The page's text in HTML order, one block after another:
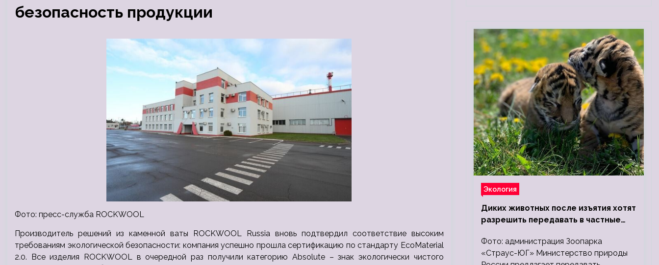
безопасность продукции
Фото: пресс-служба ROCKWOOL
Производитель решений из каменной ваты ROCKWOOL Russia вновь подтвердил соответствие высоким
требованиям экологической безопасности: компания успешно прошла сертификацию по стандарту EcoMaterial
2.0. Все изделия ROCKWOOL в очередной раз получили категорию Absolute – знак экологически чистого
Экология
Диких животных после изъятия хотят
разрешить передавать в частные
Фото: администрация Зоопарка
«Страус-ЮГ» Министерство природы